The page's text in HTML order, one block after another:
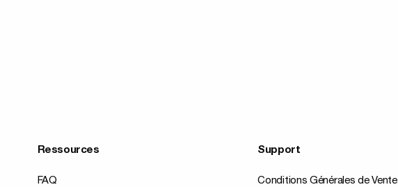
Ressources
FAQ
Support
Conditions Générales de Vente